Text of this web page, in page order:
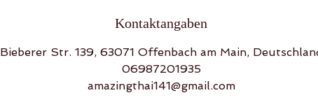
Kontaktangaben
Bieberer Str. 139, 63071 Offenbach am Main,
06987201935
amazingthai141@gmail.com